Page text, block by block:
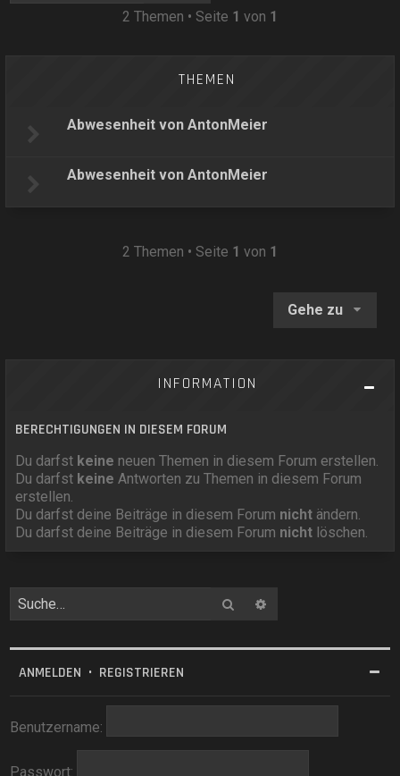
2 Themen • Seite 1 von 1
THEMEN
Abwesenheit von AntonMeier
Abwesenheit von AntonMeier
2 Themen • Seite 1 von 1
Gehe zu
INFORMATION
BERECHTIGUNGEN IN DIESEM FORUM
Du darfst keine neuen Themen in diesem Forum erstellen.
Du darfst keine Antworten zu Themen in diesem Forum
erstellen.
Du darfst deine Beiträge in diesem Forum nicht ändern.
Du darfst deine Beiträge in diesem Forum nicht löschen.
Suche
ANMELDEN • REGISTRIEREN
Benutzername:
Passwort: